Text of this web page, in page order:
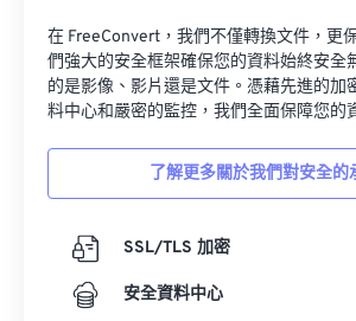
在 FreeConvert，我們不僅轉換文件，更
們強大的安全框架確保您的資料始終安全
的是影像、影片還是文件。憑藉先進的加
料中心和嚴密的監控，我們全面保障您的
了解更多關於我們對安全的
SSL/TLS 加密
安全資料中心